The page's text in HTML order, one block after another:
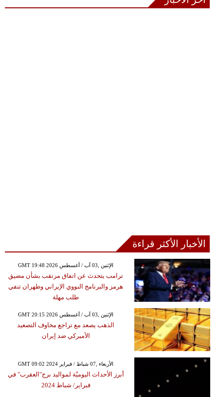
الأخبار الأكثر قراءة
GMT 19:48 2026 الإثنين ,03 آب / أغسطس
ترامب يتحدث عن اتفاق مرتقب بشأن مضيق
هرمز والبرنامج النووي الإيراني وطهران تنفي
طلب مهلة
GMT 20:15 2026 الإثنين ,03 آب / أغسطس
الذهب يصعد مع تراجع مخاوف التصعيد
الأميركي ضد إيران
GMT 09:02 2024 الأربعاء ,07 شباط / فبراير
أبرز الأحداث اليوميّة لمواليد برج"العقرب" في
فبراير/ شباط 2024